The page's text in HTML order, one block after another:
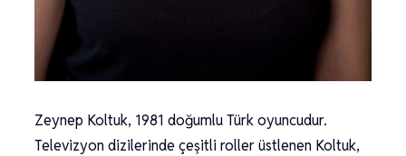
Zeynep Koltuk, 1981 doğumlu Türk oyuncudur.
Televizyon dizilerinde çeşitli roller üstlenen Koltuk,